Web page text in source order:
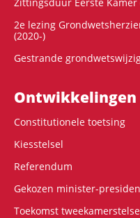
2e lezing
(2020-)
Gestrande
Ontwikke­lingen
Constitutionele toetsing
Kiesstelsel
Referendum
Gekozen minister-
Toekomst